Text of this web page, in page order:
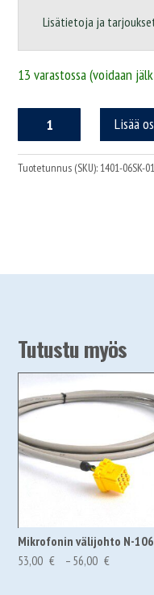
Lisätietoja ja
13 varastossa (voidaan
mikrofoni
määrä
Lisää
Tuotetunnus (SKU): 1401-06SK-01
Tutustu myös
Mikrofonin välijohto N-106
53,00 € – 56,00 €